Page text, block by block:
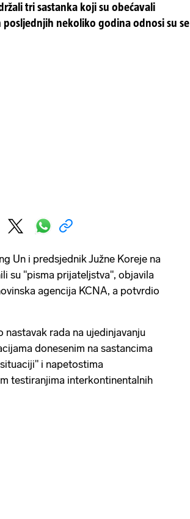
tri sastanka koji su obećavali
nekoliko godina odnosi su se
Un i predsjednik Južne Koreje na
su "pisma prijateljstva", objavila
agencija KCNA, a potvrdio
nastavak rada na ujedinjavanju
donesenim na sastancima
i napetostima
testiranjima interkontinentalnih